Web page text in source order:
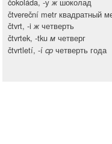
ж
čtvereční metr квадратный
čtvrt, -iж четверть
čtvrtek, -tku м четверг
čtvrtletí, -í cp четверть года